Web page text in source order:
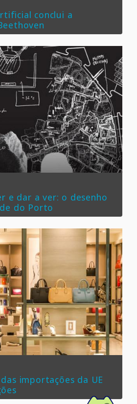
conclui a
e dar a ver: o desenho
do Porto
importações da UE